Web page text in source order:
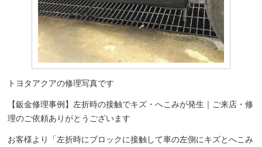
トヨタアクアの修理写真です
【鈑金修理事例】左折時の接触でキズ・へこみが発生｜ご来店・修
理のご依頼ありがとうございます
お客様より「左折時にブロックに接触して車の左側にキズとへこみ